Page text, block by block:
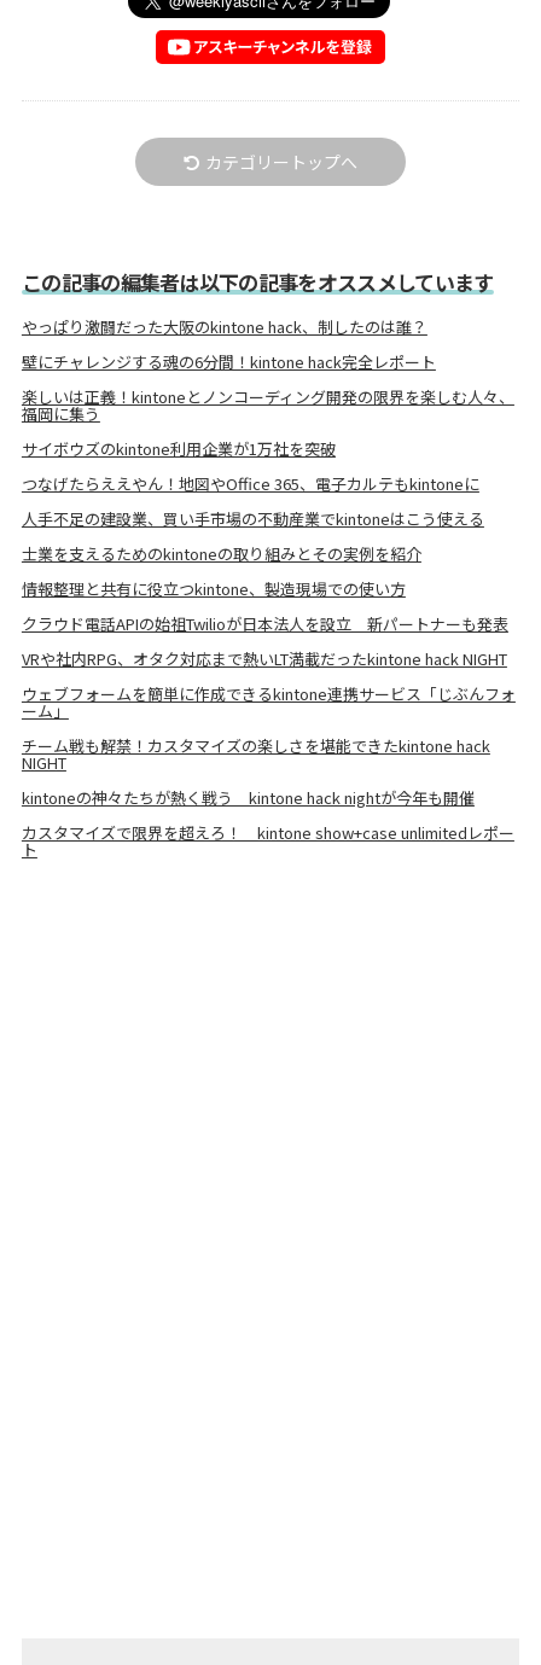
カテゴリートップへ
この記事の編集者は以下の記事をオススメしています
やっぱり激闘だった大阪のkintone hack、制したのは誰？
壁にチャレンジする魂の6分間！kintone hack完全レポート
楽しいは正義！kintoneとノンコーディング開発の限界を楽しむ人々、
福岡に集う
サイボウズのkintone利用企業が1万社を突破
つなげたらええやん！地図やOffice 365、電子カルテもkintoneに
人手不足の建設業、買い手市場の不動産業でkintoneはこう使える
士業を支えるためのkintoneの取り組みとその実例を紹介
情報整理と共有に役立つkintone、製造現場での使い方
クラウド電話APIの始祖Twilioが日本法人を設立 新パートナーも発表
VRや社内RPG、オタク対応まで熱いLT満載だったkintone hack NIGHT
ウェブフォームを簡単に作成できるkintone連携サービス「じぶんフォ
ーム」
チーム戦も解禁！カスタマイズの楽しさを堪能できたkintone hack
NIGHT
kintoneの神々たちが熱く戦う kintone hack nightが今年も開催
カスタマイズで限界を超えろ！ kintone show+case unlimitedレポー
ト